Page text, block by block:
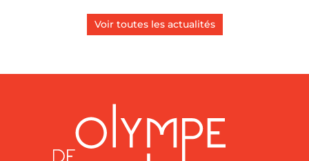
Voir toutes les actualités